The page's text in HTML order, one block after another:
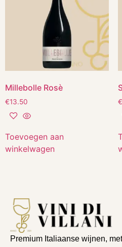
Millebolle Rosè
€13.50
Toevoegen aan
winkelwagen
€
Premium Italiaanse wijnen,